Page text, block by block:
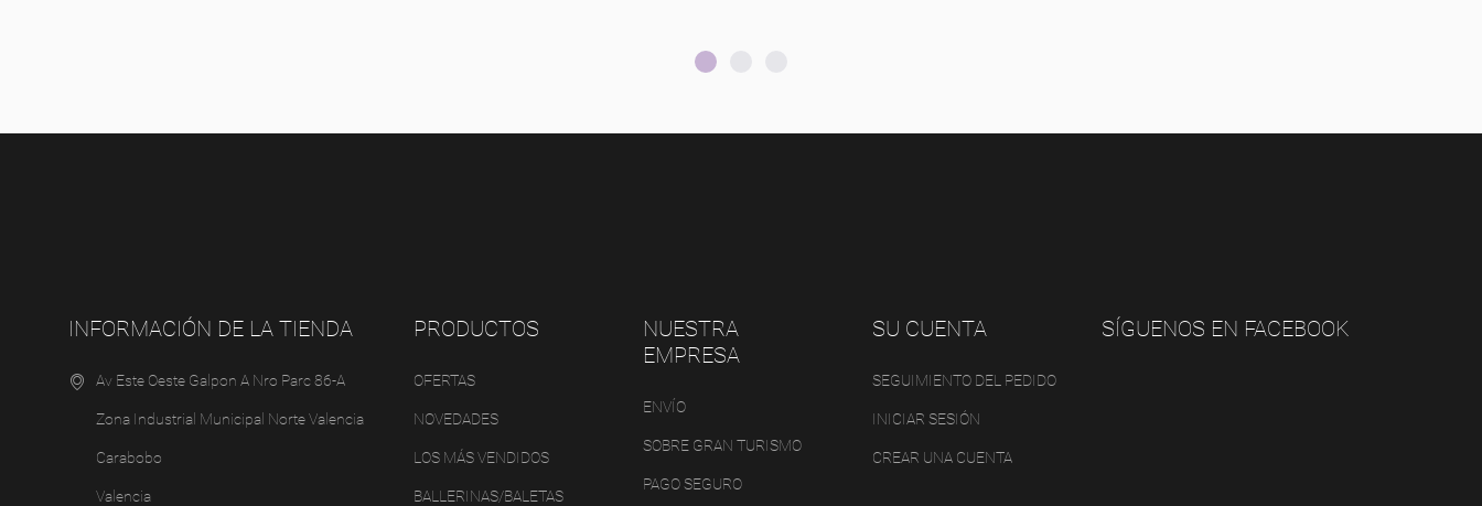
INFORMACIÓN DE LA TIENDA
Av Este Oeste Galpon A Nro Parc 86-A
Zona Industrial Municipal Norte Valencia
Carabobo
Valencia
PRODUCTOS
OFERTAS
NOVEDADES
LOS MÁS VENDIDOS
BALLERINAS/BALETAS
NUESTRA
EMPRESA
ENVÍO
SOBRE GRAN TURISMO
PAGO SEGURO
SU CUENTA
SEGUIMIENTO DEL PEDIDO
INICIAR SESIÓN
CREAR UNA CUENTA
SÍGUENOS EN FACEBOOK